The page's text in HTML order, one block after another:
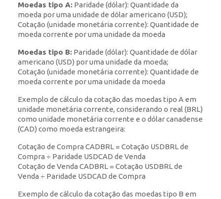
Moedas tipo A: Paridade (dólar): Quantidade da
moeda por uma unidade de dólar americano (USD);
Cotação (unidade monetária corrente): Quantidade de
moeda corrente por uma unidade da moeda
Moedas tipo B: Paridade (dólar): Quantidade de dólar
americano (USD) por uma unidade da moeda;
Cotação (unidade monetária corrente): Quantidade de
moeda corrente por uma unidade da moeda
Exemplo de cálculo da cotação das moedas tipo A em
unidade monetária corrente, considerando o real (BRL)
como unidade monetária corrente e o dólar canadense
(CAD) como moeda estrangeira:
Cotação de Compra CADBRL = Cotação USDBRL de
Compra ÷ Paridade USDCAD de Venda
Cotação de Venda CADBRL = Cotação USDBRL de
Venda ÷ Paridade USDCAD de Compra
Exemplo de cálculo da cotação das moedas tipo B em